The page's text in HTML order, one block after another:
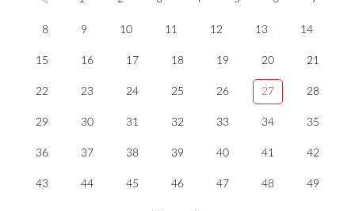
8 9 10 11 12 13 14
15 16 17 18 19 20 21
22 23 24 25 26 27 28
29 30 31 32 33 34 35
36 37 38 39 40 41 42
43 44 45 46 47 48 49